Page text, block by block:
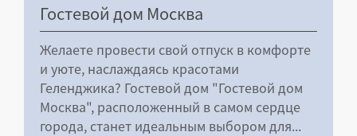
Гостевой дом Москва
Желаете провести свой отпуск в комфорте
и уюте, наслаждаясь красотами
Геленджика? Гостевой дом "Гостевой дом
Москва", расположенный в самом сердце
города, станет идеальным выбором для...